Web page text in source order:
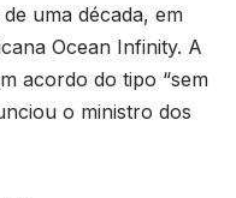
uma década, em
Ocean Infinity. A
acordo do tipo “sem
o ministro dos